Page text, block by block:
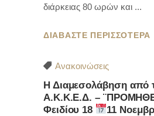
διάρκειας 80 ωρών και
ΔΙΑΒΑΣΤΕ ΠΕΡΙΣΣΟΤΕΡΑ
Ανακοινώσεις
Η Διαμεσολάβηση από
Α.Κ.Κ.Ε.Δ. –
Φειδίου 18
11